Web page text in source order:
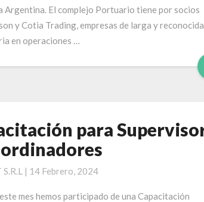
Argentina. El complejo Portuario tiene por socios
y Cotia Trading, empresas de larga y reconocida
en operaciones …
para
| 14 Febrero, 2024
mes hemos participado de una Capacitación